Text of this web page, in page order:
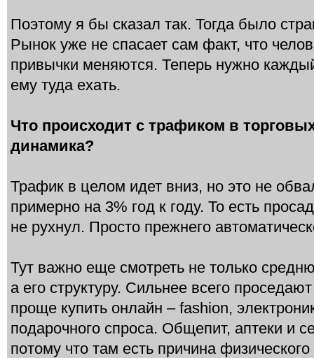
Поэтому я бы сказал так. Тогда было
Рынок уже не спасает сам факт, что
привычки меняются. Теперь нужно
ему туда ехать.
Что происходит с трафиком в
динамика?
Трафик в целом идет вниз, но это не
примерно на 3% год к году. То есть
не рухнул. Просто прежнего
Тут важно еще смотреть не только
а его структуру. Сильнее всего
проще купить онлайн – fashion,
подарочного спроса. Общепит, аптеки и
потому что там есть причина